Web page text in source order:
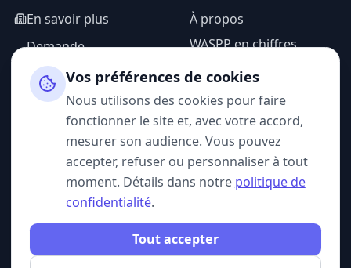
En savoir plus
Demande
d'information
Espace admin
À propos
WASPP en chiffres
Mentions légales
Politique de
confidentialité
CGU
SUIVEZ-NOUS
Vos préférences de cookies
Nous utilisons des cookies pour faire
fonctionner le site et, avec votre accord,
mesurer son audience. Vous pouvez
accepter, refuser ou personnaliser à tout
moment. Détails dans notre politique de
confidentialité.
Tout accepter